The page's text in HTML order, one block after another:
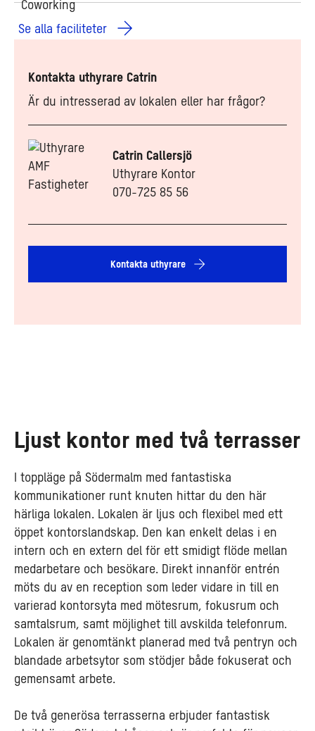
Se alla faciliteter
Kontakta uthyrare Catrin
Är du intresserad av lokalen eller har frågor?
Catrin Callersjö
Uthyrare Kontor
070-725 85 56
Kontakta uthyrare
Ljust kontor med två terrasser
I toppläge på Södermalm med fantastiska
kommunikationer runt knuten hittar du den här
härliga lokalen. Lokalen är ljus och flexibel med ett
öppet kontorslandskap. Den kan enkelt delas i en
intern och en extern del för ett smidigt flöde mellan
medarbetare och besökare. Direkt innanför entrén
möts du av en reception som leder vidare in till en
varierad kontorsyta med mötesrum, fokusrum och
samtalsrum, samt möjlighet till avskilda telefonrum.
Lokalen är genomtänkt planerad med två pentryn och
blandade arbetsytor som stödjer både fokuserat och
gemensamt arbete.
De två generösa terrasserna erbjuder fantastisk